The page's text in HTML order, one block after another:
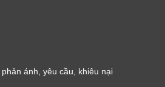
ánh, yêu cầu, khiêu nại